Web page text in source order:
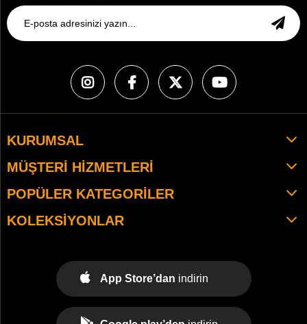
KURUMSAL
MÜŞTERI HIZMETLERI
POPÜLER KATEGORILER
KOLEKSIYONLAR
App Store’dan indirin